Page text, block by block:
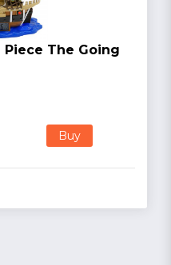
Piece The Going
Buy